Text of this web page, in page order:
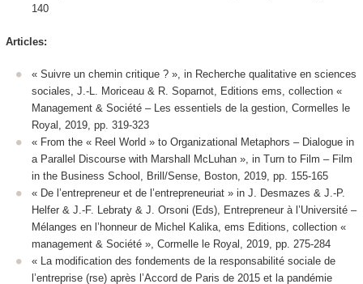
140
Articles:
« Suivre un chemin critique ? », in Recherche qualitative en sciences
sociales, J.-L. Moriceau & R. Soparnot, Editions ems, collection «
Management & Société – Les essentiels de la gestion, Cormelles le
Royal, 2019, pp. 319-323
« From the « Reel World » to Organizational Metaphors – Dialogue in
a Parallel Discourse with Marshall McLuhan », in Turn to Film – Film
in the Business School , Brill/Sense, Boston, 2019, pp. 155-165
« De l’entrepreneur et de l’entrepreneuriat » in J. Desmazes & J.-P.
Helfer & J.-F. Lebraty & J. Orsoni (Eds), Entrepreneur à l’Université –
Mélanges en l’honneur de Michel Kalika, ems Editions, collection «
management & Société », Cormelle le Royal, 2019, pp. 275-284
« La modification des fondements de la responsabilité sociale de
l’entreprise (rse) après l’Accord de Paris de 2015 et la pandémie